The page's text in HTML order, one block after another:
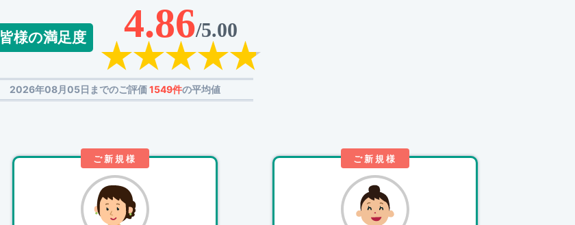
皆様の満足度 4.86/5.00
2026年08月05日までのご評価1549件の平均値
ご新規様 ご新規様